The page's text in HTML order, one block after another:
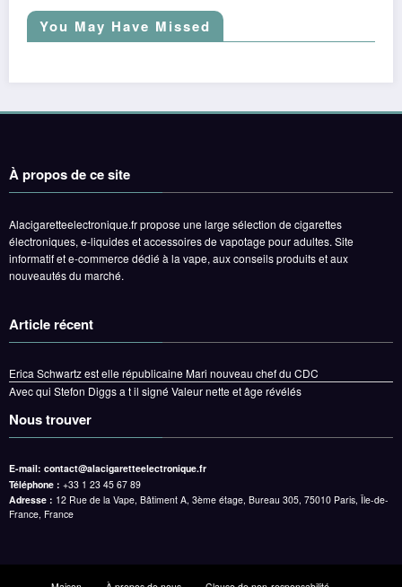
You May Have Missed
À propos de ce site
Alacigaretteelectronique.fr propose une large sélection de cigarettes
électroniques, e-liquides et accessoires de vapotage pour adultes. Site
informatif et e-commerce dédié à la vape, aux conseils produits et aux
nouveautés du marché.
Article récent
Erica Schwartz est elle républicaine Mari nouveau chef du CDC
Avec qui Stefon Diggs a t il signé Valeur nette et âge révélés
Nous trouver
E-mail: contact@alacigaretteelectronique.fr
Téléphone : +33 1 23 45 67 89
Adresse : 12 Rue de la Vape, Bâtiment A, 3ème étage, Bureau 305, 75010 Paris, Île-de-
France, France